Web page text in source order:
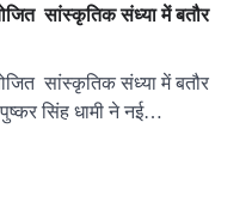
सांस्कृतिक संध्या में बतौर
सांस्कृतिक संध्या में बतौर
सिंह धामी ने नई…